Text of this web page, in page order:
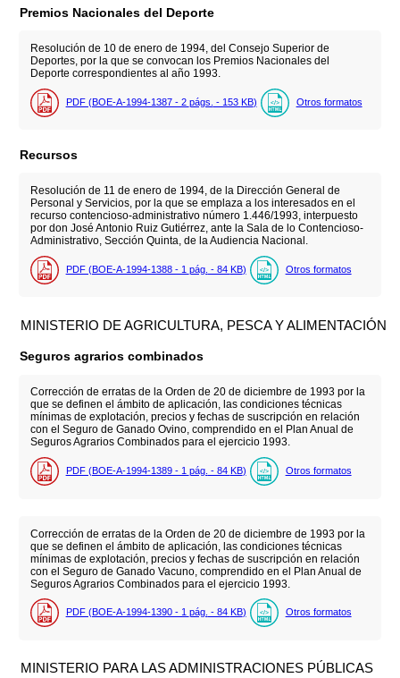
Premios Nacionales del Deporte
Resolución de 10 de enero de 1994, del Consejo Superior de
Deportes, por la que se convocan los Premios Nacionales del
Deporte correspondientes al año 1993.
PDF (BOE-A-1994-1387 - 2 págs. - 153 KB) Otros formatos
Recursos
Resolución de 11 de enero de 1994, de la Dirección General de
Personal y Servicios, por la que se emplaza a los interesados en el
recurso contencioso-administrativo número 1.446/1993, interpuesto
por don José Antonio Ruiz Gutiérrez, ante la Sala de lo Contencioso-
Administrativo, Sección Quinta, de la Audiencia Nacional.
PDF (BOE-A-1994-1388 - 1 pág. - 84 KB) Otros formatos
MINISTERIO DE AGRICULTURA, PESCA Y ALIMENTACIÓN
Seguros agrarios combinados
Corrección de erratas de la Orden de 20 de diciembre de 1993 por la
que se definen el ámbito de aplicación, las condiciones técnicas
mínimas de explotación, precios y fechas de suscripción en relación
con el Seguro de Ganado Ovino, comprendido en el Plan Anual de
Seguros Agrarios Combinados para el ejercicio 1993.
PDF (BOE-A-1994-1389 - 1 pág. - 84 KB) Otros formatos
Corrección de erratas de la Orden de 20 de diciembre de 1993 por la
que se definen el ámbito de aplicación, las condiciones técnicas
mínimas de explotación, precios y fechas de suscripción en relación
con el Seguro de Ganado Vacuno, comprendido en el Plan Anual de
Seguros Agrarios Combinados para el ejercicio 1993.
PDF (BOE-A-1994-1390 - 1 pág. - 84 KB) Otros formatos
MINISTERIO PARA LAS ADMINISTRACIONES PÚBLICAS